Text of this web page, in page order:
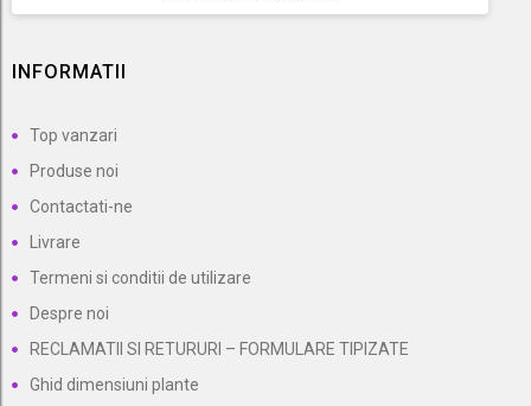
INFORMATII
Top vanzari
Produse noi
Contactati-ne
Livrare
Termeni si conditii de utilizare
Despre noi
RECLAMATII SI RETURURI – FORMULARE TIPIZATE
Ghid dimensiuni plante